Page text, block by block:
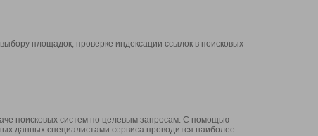
площадок, проверке индексации ссылок в поисковых
поисковых систем по целевым запросам. С помощью
данных специалистами сервиса проводится наиболее